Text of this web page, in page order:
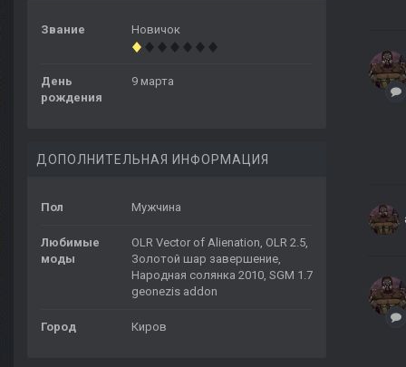
Звание Новичок
День
рождения
9 марта
ДОПОЛНИТЕЛЬНАЯ ИНФОРМАЦИЯ
Пол Мужчина
Любимые
моды
OLR Vector of Alienation, OLR 2.5,
Золотой шар завершение,
Народная солянка 2010, SGM 1.7
geonezis addon
Город Киров